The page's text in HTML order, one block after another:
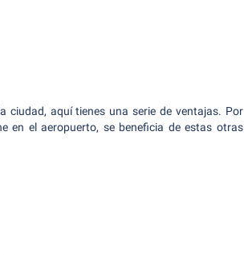
ciudad, aquí tienes una serie de ventajas. Por
en el aeropuerto, se beneficia de estas otras